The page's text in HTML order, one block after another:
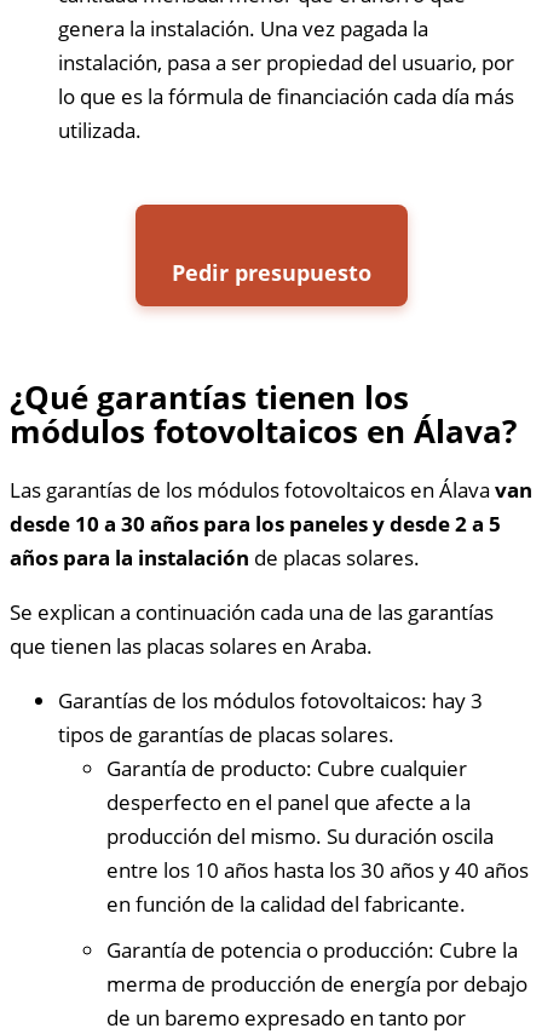
genera la instalación. Una vez pagada la
instalación, pasa a ser propiedad del usuario, por
lo que es la fórmula de financiación cada día más
utilizada.
Pedir presupuesto
¿Qué garantías tienen los
módulos fotovoltaicos en Álava?
Las garantías de los módulos fotovoltaicos en Álava van
desde 10 a 30 años para los paneles y desde 2 a 5
años para la instalación de placas solares.
Se explican a continuación cada una de las garantías
que tienen las placas solares en Araba.
Garantías de los módulos fotovoltaicos: hay 3
tipos de garantías de placas solares.
Garantía de producto: Cubre cualquier
desperfecto en el panel que afecte a la
producción del mismo. Su duración oscila
entre los 10 años hasta los 30 años y 40 años
en función de la calidad del fabricante.
Garantía de potencia o producción: Cubre la
merma de producción de energía por debajo
de un baremo expresado en tanto por